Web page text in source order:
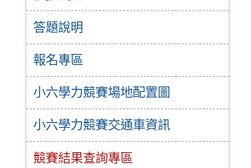
答題說明
報名專區
小六學力競賽場地配置圖
小六學力競賽交通車資訊
競賽結果查詢專區